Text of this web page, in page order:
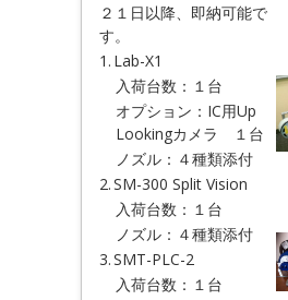
２１日以降、即納可能で
す。
1. Lab-X1
入荷台数：１台
オプション：IC用Up
Lookingカメラ １台
ノズル：４種類添付
2.SM-300 Split Vision
入荷台数：１台
ノズル：４種類添付
3.SMT-PLC-2
入荷台数：１台